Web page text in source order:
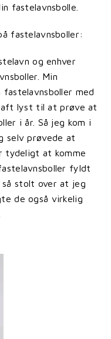
fastelavnsbolle.
fastelavnsboller:
og enhver
Min
med
lyst til at prøve at
i år. Så jeg kom i
selv prøvede at
tydeligt at komme
fyldt
så stolt over at jeg
de også virkelig